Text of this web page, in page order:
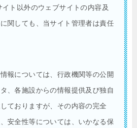
ト以外のウェブサイトの内容及
関しても、当サイト管理者は責任
報については、行政機関等の公開
、各施設からの情報提供及び独自
ておりますが、その内容の完全
安全性等については、いかなる保